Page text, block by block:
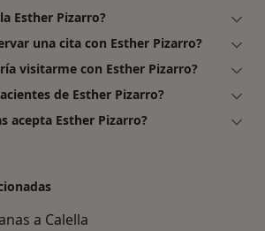
Esther Pizarro?
una cita con Esther Pizarro?
visitarme con Esther Pizarro?
de Esther Pizarro?
acepta Esther Pizarro?
a Calella